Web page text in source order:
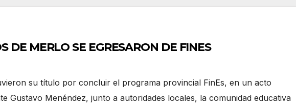
DE MERLO SE EGRESARON DE FINES
su título por concluir el programa provincial FinEs, en un acto
Gustavo Menéndez, junto a autoridades locales, la comunidad educativa